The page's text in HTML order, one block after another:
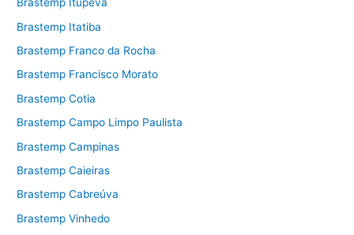
Brastemp Itupeva
Brastemp Itatiba
Brastemp Franco da Rocha
Brastemp Francisco Morato
Brastemp Cotia
Brastemp Campo Limpo Paulista
Brastemp Campinas
Brastemp Caieiras
Brastemp Cabreúva
Brastemp Vinhedo